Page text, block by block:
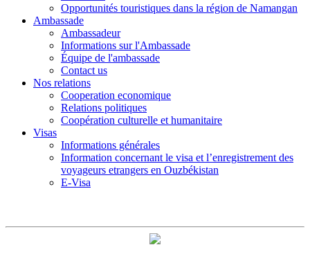
Opportunités touristiques dans la région de Namangan
Ambassade
Ambassadeur
Informations sur l'Ambassade
Équipe de l'ambassade
Contact us
Nos relations
Cooperation economique
Relations politiques
Coopération culturelle et humanitaire
Visas
Informations générales
Information concernant le visa et l’enregistrement des
voyageurs etrangers en Ouzbékistan
E-Visa